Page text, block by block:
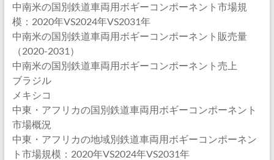
中南米の国別鉄道車両用ボギーコンポーネント市場規
模：2020年VS2024年VS2031年
中南米の国別鉄道車両用ボギーコンポーネント販売量
（2020-2031）
中南米の国別鉄道車両用ボギーコンポーネント売上
ブラジル
メキシコ
中東・アフリカの国別鉄道車両用ボギーコンポーネント
市場概況
中東・アフリカの地域別鉄道車両用ボギーコンポーネン
ト市場規模：2020年VS2024年VS2031年